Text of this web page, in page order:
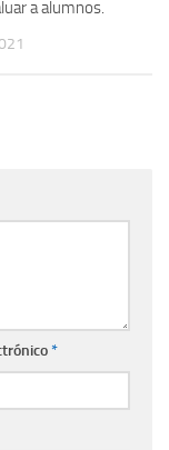
a alumnos.
*